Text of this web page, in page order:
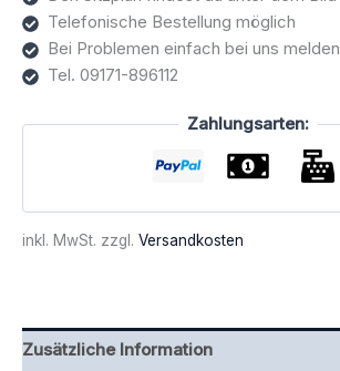
Telefonische Bestellung möglich
Bei Problemen einfach bei uns melden
Tel. 09171-896112
Zahlungsarten:
inkl. MwSt. zzgl. Versandkosten
Zusätzliche Information